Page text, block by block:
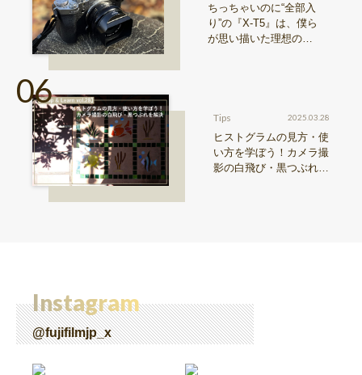
ちっちゃいのに“全部入
り”の『X-T5』は、僕ら
が思い描いた理想の写
Tips 2025.03.28
ヒストグラムの見方・使
い方を学ぼう！カメラ撮
影の白飛び・黒つぶれを
Instagram
@fujifilmjp_x